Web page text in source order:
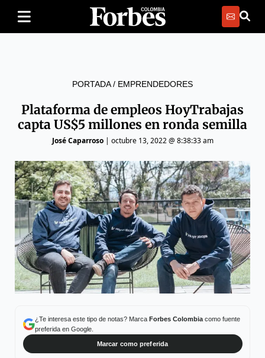
PORTADA/ EMPRENDEDORES
Plataforma de empleos HoyTrabajas
capta US$5 millones en ronda semilla
José Caparroso| octubre 13, 2022 @ 8:38:33 am
¿Te interesa este tipo de notas? Marca Forbes Colombiacomo fuente
preferida en Google.
Marcar como preferida